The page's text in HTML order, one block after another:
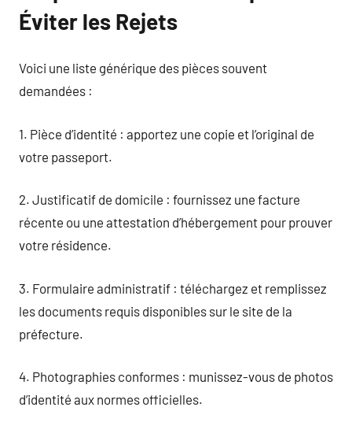
Éviter les Rejets
Voici une liste générique des pièces souvent
demandées :
1. Pièce d’identité : apportez une copie et l’original de
votre passeport.
2. Justificatif de domicile : fournissez une facture
récente ou une attestation d’hébergement pour prouver
votre résidence.
3. Formulaire administratif : téléchargez et remplissez
les documents requis disponibles sur le site de la
préfecture.
4. Photographies conformes : munissez-vous de photos
d’identité aux normes officielles.